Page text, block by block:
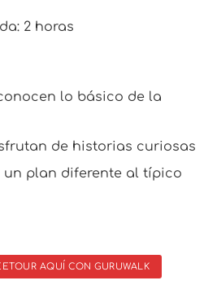
2 horas
lo básico de la
de historias curiosas
un plan diferente al típico
AQUÍ CON GURUWALK